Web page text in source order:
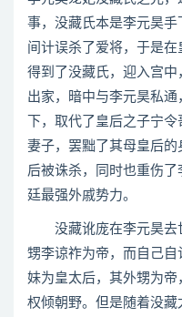
事，没藏氏本是李元昊
间计误杀了爱将，于是在
得到了没藏氏，迎入宫
出家，暗中与李元昊私
下，取代了皇后之子宁
妻子，罢黜了其母皇后
后被诛杀，同时也重伤
廷最强外戚势力。
没藏讹庞在李元昊去
甥李谅祚为帝，而自己
妹为皇太后，其外甥为
权倾朝野。但是随着没